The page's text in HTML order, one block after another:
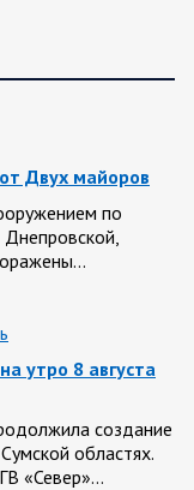
Двух майоров
по
утро 8 августа
создание
областях.
«Север»…